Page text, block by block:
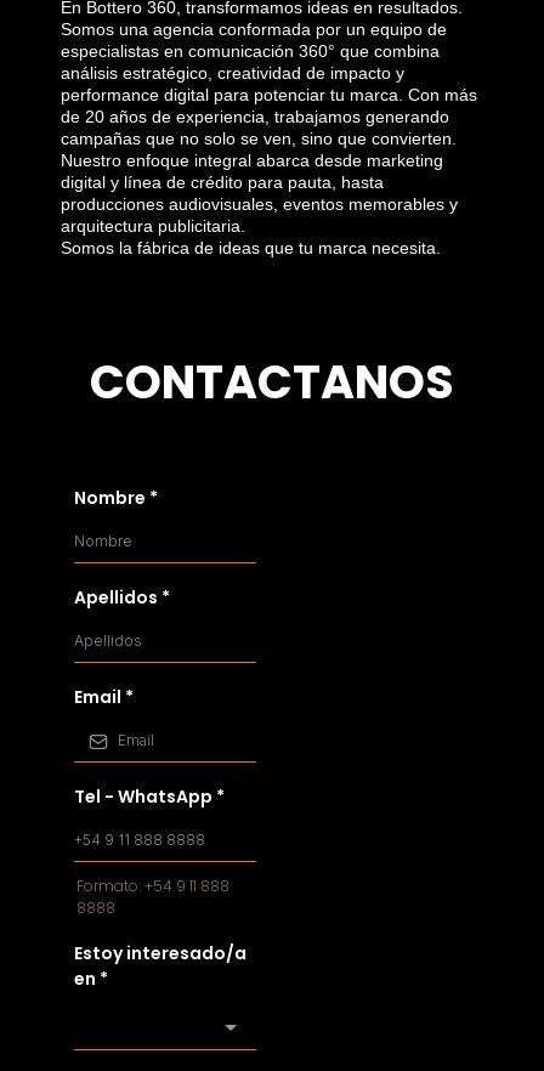
En Bottero 360, transformamos ideas en resultados.
Somos una agencia conformada por un equipo de
especialistas en comunicación 360° que combina
análisis estratégico, creatividad de impacto y
performance digital para potenciar tu marca. Con más
de 20 años de experiencia, trabajamos generando
campañas que no solo se ven, sino que convierten.
Nuestro enfoque integral abarca desde marketing
digital y línea de crédito para pauta, hasta
producciones audiovisuales, eventos memorables y
arquitectura publicitaria.
Somos la fábrica de ideas que tu marca necesita.
CONTACTANOS
Nombre *
Apellidos *
Email *
Tel - WhatsApp *
Formato: +54 9 11 888
8888
Estoy interesado/a
en *